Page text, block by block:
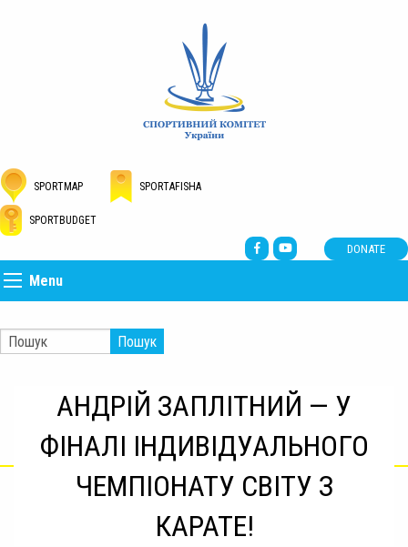
SPORTMAP SPORTAFISHA
SPORTBUDGET
DONATE
Menu
Пошук
АНДРІЙ ЗАПЛІТНИЙ — У
ФІНАЛІ ІНДИВІДУАЛЬНОГО
ЧЕМПІОНАТУ СВІТУ З
КАРАТЕ!